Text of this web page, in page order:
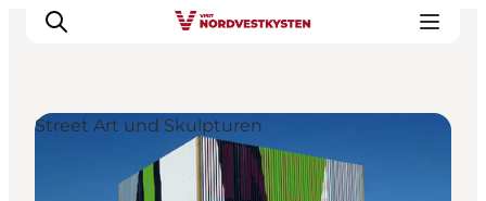
Urlaubsorte
Street Art und Skulpturen